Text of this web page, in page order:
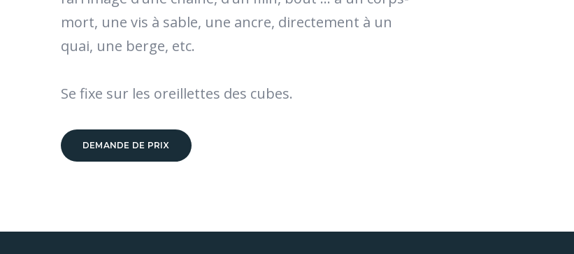
mort, une vis à sable, une ancre, directement à un
quai, une berge, etc.
Se fixe sur les oreillettes des cubes.
DEMANDE DE PRIX